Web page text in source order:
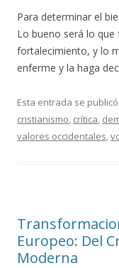
Para determinar el
Lo bueno será lo que
fortalecimiento, y lo
enferme y la haga
Esta entrada se
cristianismo, crítica,
valores occidentales,
Europeo: Del
Moderna